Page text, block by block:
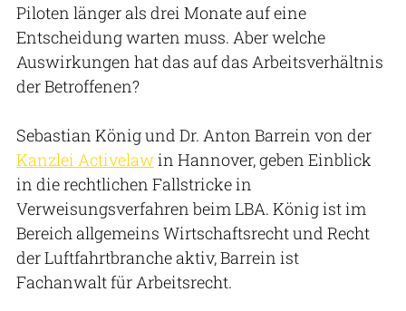
Piloten länger als drei Monate auf eine
Entscheidung warten muss. Aber welche
Auswirkungen hat das auf das Arbeitsverhältnis
der Betroffenen?
Sebastian König und Dr. Anton Barrein von der
Kanzlei Activelawin Hannover, geben Einblick
in die rechtlichen Fallstricke in
Verweisungsverfahren beim LBA. König ist im
Bereich allgemeins Wirtschaftsrecht und Recht
der Luftfahrtbranche aktiv, Barrein ist
Fachanwalt für Arbeitsrecht.